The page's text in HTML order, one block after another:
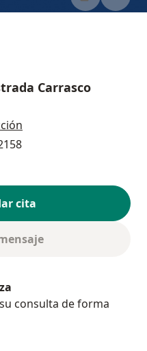
Carrasco
cita
consulta de forma